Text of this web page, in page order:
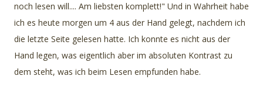
noch lesen will.... Am liebsten komplett!" Und in Wahrheit habe
ich es heute morgen um 4 aus der Hand gelegt, nachdem ich
die letzte Seite gelesen hatte. Ich konnte es nicht aus der
Hand legen, was eigentlich aber im absoluten Kontrast zu
dem steht, was ich beim Lesen empfunden habe.